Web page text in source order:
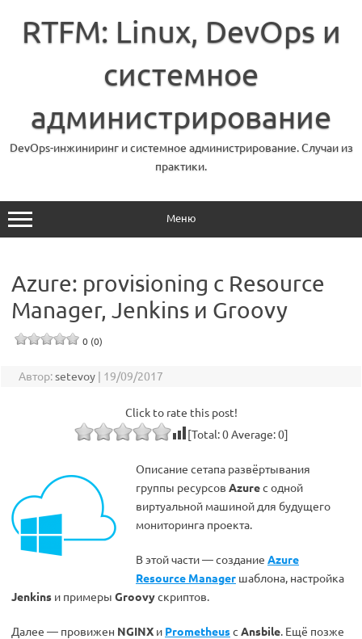
содержимому
RTFM: Linux, DevOps и
системное
администрирование
DevOps-инжиниринг и системное администрирование. Случаи из
практики.
Меню
Azure: provisioning с Resource
Manager, Jenkins и Groovy
0 (0)
Автор:setevoy | 19/09/2017
Click to rate this post!
[Total:0Average:0]
Описание сетапа развёртывания
группы ресурсов Azureс одной
виртуальной машиной для будущего
мониторинга проекта.
В этой части — создание Azure
Resource Manager шаблона, настройка
Jenkins и примеры Groovyскриптов.
Далее — провижен NGINX и Prometheusс Ansbile. Ещё позже